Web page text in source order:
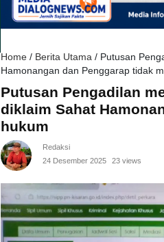
Home / Berita Utama / Putusan
Hamonangan dan Penggarap tidak
Putusan Pengadilan
diklaim Sahat
hukum
Redaksi
24 Desember 2025
23 views